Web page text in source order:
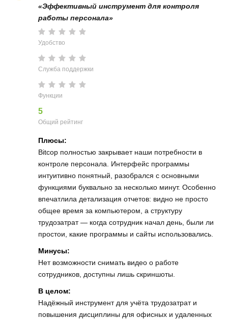
«Эффективный инструмент для контроля
работы персонала»
Удобство
Служба поддержки
Функции
5
Общий рейтинг
Плюсы:
Bitcop полностью закрывает наши потребности в
контроле персонала. Интерфейс программы
интуитивно понятный, разобрался с основными
функциями буквально за несколько минут. Особенно
впечатлила детализация отчетов: видно не просто
общее время за компьютером, а структуру
трудозатрат — когда сотрудник начал день, были ли
простои, какие программы и сайты использовались.
Минусы:
Нет возможности снимать видео о работе
сотрудников, доступны лишь скриншоты.
В целом:
Надёжный инструмент для учёта трудозатрат и
повышения дисциплины для офисных и удаленных